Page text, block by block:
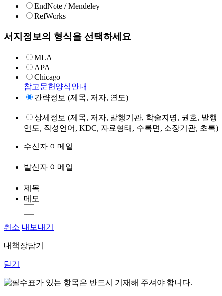
EndNote / Mendeley
RefWorks
서지정보의 형식을 선택하세요
MLA
APA
Chicago
참고문헌양식안내
간략정보 (제목, 저자, 연도)
상세정보 (제목, 저자, 발행기관, 학술지명, 권호, 발행
연도, 작성언어, KDC, 자료형태, 수록면, 소장기관, 초록)
수신자 이메일
발신자 이메일
제목
메모
취소 내보내기
내책장담기
닫기
표가 있는 항목은 반드시 기재해 주셔야 합니다.